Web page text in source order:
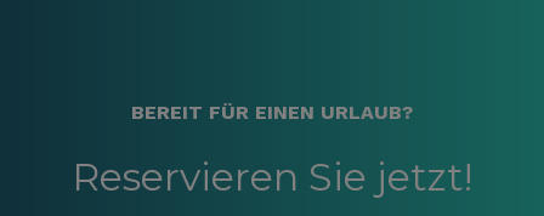
BEREIT FÜR EINEN URLAUB?
Reservieren Sie jetzt!